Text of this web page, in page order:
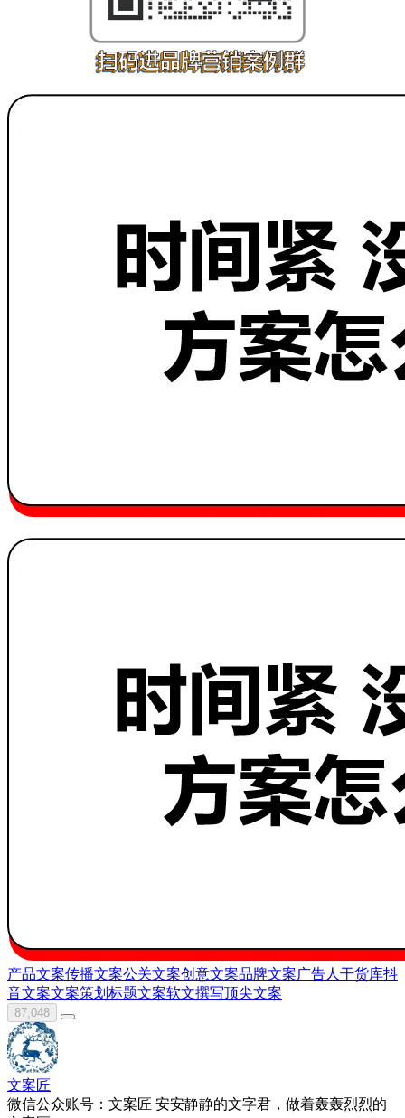
产品文案传播文案公关文案创意文案品牌文案广告人干货库抖
音文案文案策划 标题文案软文撰写顶尖文案
87,048
文案匠
微信公众账号：文案匠 安安静静的文字君，做着轰轰烈烈的